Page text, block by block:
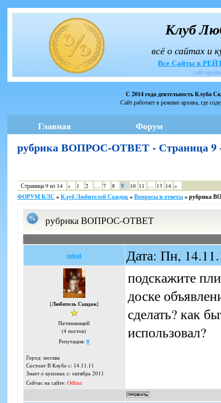
Клуб
всё о сайтах и
Все Сайты в
сайт
С 2014 года деятельность Клуба
Сайт работает в режиме архива, где
Главная Форум
рубрика ВОПРОС-ОТВЕТ - Страница
Страница9из 14 « 1 2 … 7 8 9 10 11 … 13 14 »
ФОРУМ КЛС »Клуб Любителей Скидок»Вопросы и ответы»рубрика
рубрика ВОПРОС-ОТВЕТ
catcat Дата: Пн,
[Любитель Скидок]
Начинающий
(4 постов)
Репутация:0
Город: москва
Состоит В Клубе с: 14.11.11
Знает о купонах с: октябрь 2011
Сейчас на сайте: Offline
подскажите
доске
сделать? как
использовал?